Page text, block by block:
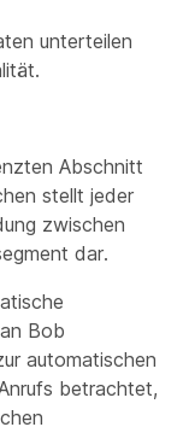
unterteilen
Abschnitt
stellt jeder
zwischen
dar.
Bob
automatischen
betrachtet,